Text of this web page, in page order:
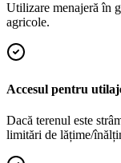
Utilizare menajeră în
agricole.
Accesul pentru
Dacă terenul este
limitări de lățime/